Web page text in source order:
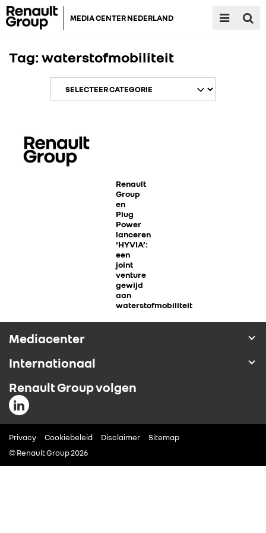
MEDIA CENTER NEDERLAND
RENAULT GROUP
CONTACT
Tag: waterstofmobiliteit
Renault
Group
en
Plug
Power
lanceren
‘HYVIA’:
een
joint
venture
gewijd
aan
waterstofmobiliteit
Mediacenter
Internationaal
Renault Group volgen
Privacy Cookiebeleid Disclaimer
Sitemap
© Renault Group 2026